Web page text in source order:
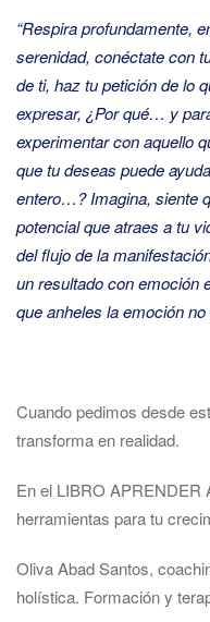
“Respira profundamente,
serenidad, conéctate con
de ti, haz tu petición de lo
expresar, ¿Por qué… y
experimentar con aquello
que tu deseas puede
entero…? Imagina, siente
potencial que atraes a tu
del flujo de la
un resultado con emoción
que anheles la emoción
Cuando pedimos desde
transforma en realidad.
En el LIBRO APRENDER
herramientas para tu
Oliva Abad Santos,
holística. Formación y